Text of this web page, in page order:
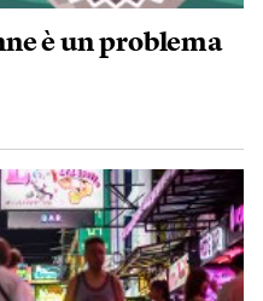
è un problema